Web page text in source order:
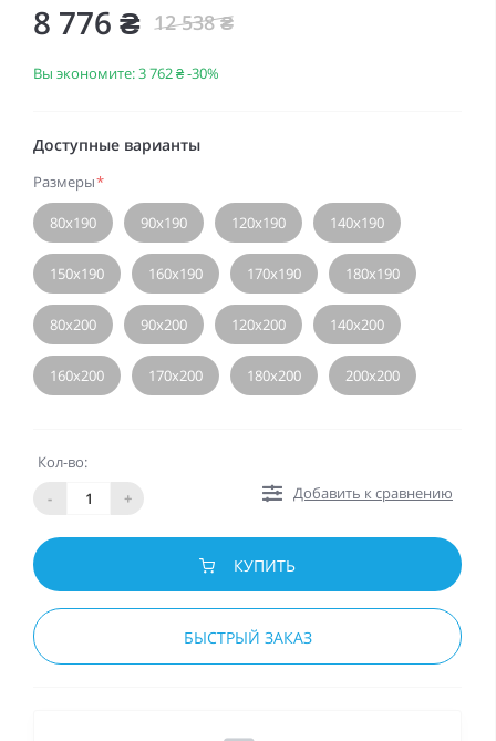
8 776 ₴ 12 538 ₴
Вы экономите:3 762 ₴-30%
Доступные варианты
Размеры*
80х190 90х190 120х190 140х190
150х190 160х190 170х190 180х190
80х200 90х200 120х200 140х200
160х200 170х200 180х200 200х200
Кол-во:
-
+ Добавить к сравнению
КУПИТЬ
БЫСТРЫЙ ЗАКАЗ